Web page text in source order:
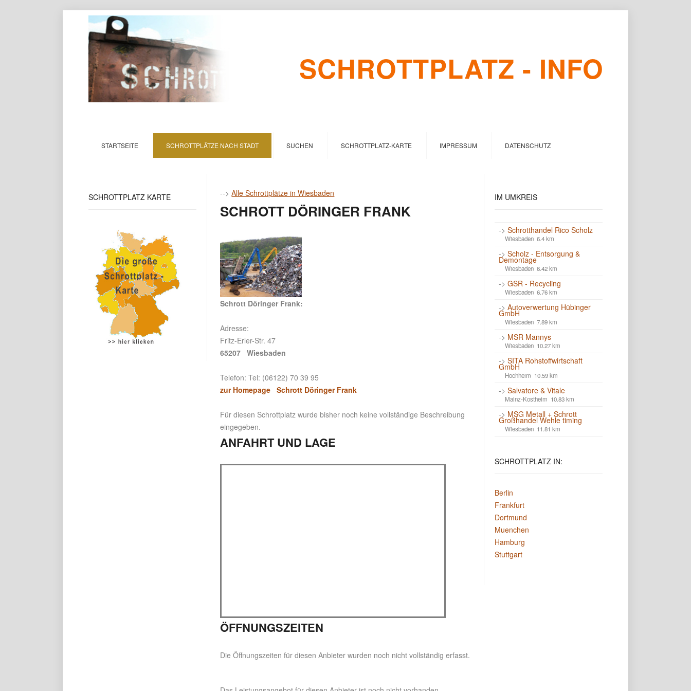
SCHROTTPLATZ - INFO
STARTSEITE SCHROTTPLÄTZE NACH STADT SUCHEN SCHROTTPLATZ-KARTE IMPRESSUM DATENSCHUTZ
SCHROTTPLATZ KARTE -->Alle Schrottplätze in Wiesbaden
SCHROTT DÖRINGER FRANK
Schrott Döringer Frank:
Adresse:
Fritz-Erler-Str. 47
65207 Wiesbaden
Telefon: Tel: (06122) 70 39 95
zur Homepage Schrott Döringer Frank
Für diesen Schrottplatz wurde bisher noch keine vollständige Beschreibung
eingegeben.
ANFAHRT UND LAGE
ÖFFNUNGSZEITEN
Die Öffnungszeiten für diesen Anbieter wurden noch nicht vollständig erfasst.
IM UMKREIS
->Schrotthandel Rico Scholz
Wiesbaden 6.4 km
->Scholz - Entsorgung &
Demontage
Wiesbaden 6.42 km
->GSR - Recycling
Wiesbaden 6.76 km
->Autoverwertung Hübinger
GmbH
Wiesbaden 7.89 km
-> MSR Mannys
Wiesbaden 10.27 km
->SITA Rohstoffwirtschaft
GmbH
Hochheim 10.59 km
->Salvatore & Vitale
Mainz-Kostheim 10.83 km
-> MSG Metall + Schrott
Großhandel Wehle timing
Wiesbaden 11.81 km
SCHROTTPLATZ IN:
Berlin
Frankfurt
Dortmund
Muenchen
Hamburg
Stuttgart